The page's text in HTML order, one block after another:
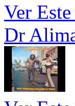
Ver
Dr